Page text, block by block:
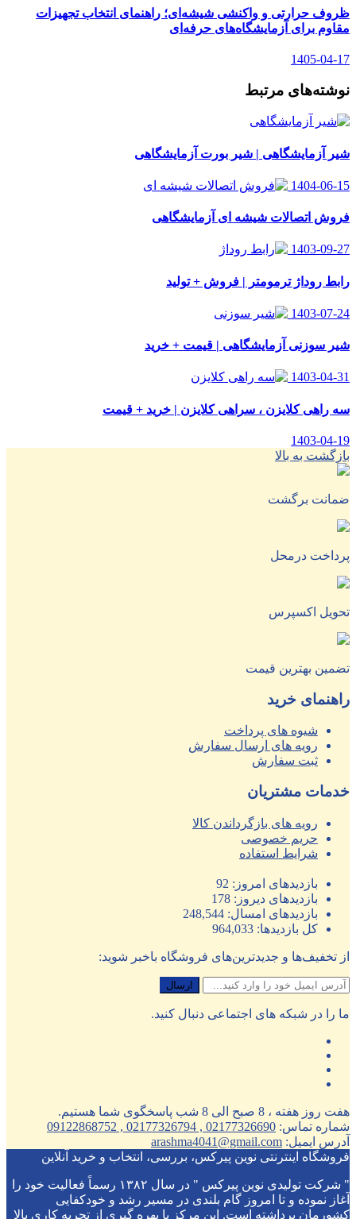
ظروف حرارتی و واکنشی شیشه‌ای؛ راهنمای انتخاب تجهیزات
مقاوم برای آزمایشگاه‌های حرفه‌ای
1405-04-17
نوشته‌های مرتبط
شیر آزمایشگاهی | شیر بورت آزمایشگاهی
1404-06-15
فروش اتصالات شیشه ای آزمایشگاهی
1403-09-27
رابط روداژ ترمومتر | فروش + تولید
1403-07-24
شیر سوزنی آزمایشگاهی | قیمت + خرید
1403-04-31
سه راهی کلایزن ، سراهی کلایزن | خرید + قیمت
1403-04-19
بازگشت به بالا
ضمانت برگشت
پرداخت درمحل
تحویل اکسپرس
تضمین بهترین قیمت
راهنمای خرید
شیوه های پرداخت
رویه های ارسال سفارش
ثبت سفارش
خدمات مشتریان
رویه های بازگرداندن کالا
حریم خصوصی
شرایط استفاده
بازدیدهای امروز: 92
بازدیدهای دیروز: 178
بازدیدهای امسال: 248,544
کل بازدیدها: 964,033
از تخفیف‌ها و جدیدترین‌های فروشگاه باخبر شوید:
ما را در شبکه های اجتماعی دنبال کنید.
هفت روز هفته ، 8 صبح الی 8 شب پاسخگوی شما هستیم.
شماره تماس: 02177326690 , 02177326794 , 09122868752
آدرس ایمیل: arashma4041@gmail.com
فروشگاه اینترنتی نوین پیرکس، بررسی، انتخاب و خرید آنلاین
" شرکت تولیدی نوین پیرکس " در سال ۱۳۸۲ رسماً فعالیت خود را
آغاز نموده و تا امروز گام بلندی در مسیر رشد و خودکفایی
کشورمان برداشته است. این مرکز با بهره گیری از تجربه کاری بالا